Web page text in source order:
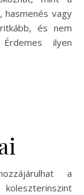
hasmenés vagy
és nem
ilyen
a